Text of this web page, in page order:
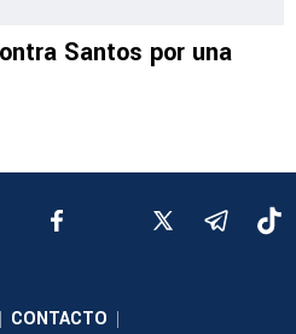
Santos por una
| CONTACTO |